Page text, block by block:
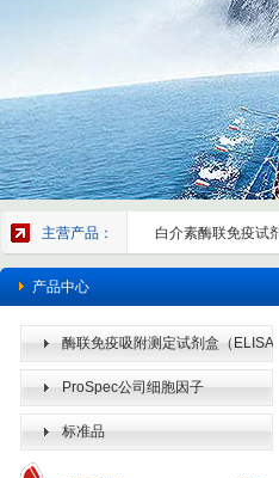
主营产品： 白介素酶联免疫试
产品中心
酶联免疫吸附测定试剂盒（ELISA
KIT） ProSpec公司细胞因子
标准品